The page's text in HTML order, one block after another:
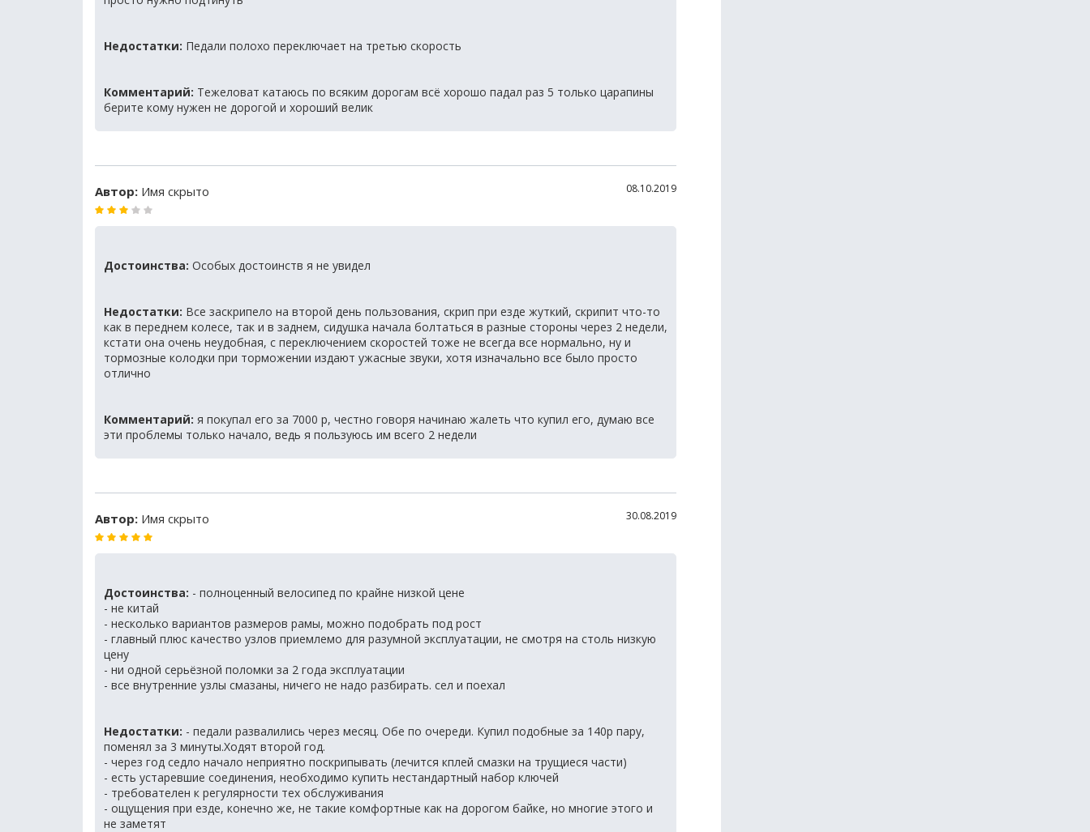
Недостатки: Педали полохо переключает на третью скорость
Комментарий: Тежеловат катаюсь по всяким дорогам всё хорошо падал раз 5 только царапины
берите кому нужен не дорогой и хороший велик
Автор: Имя скрыто 08.10.2019
Достоинства: Особых достоинств я не увидел
Недостатки: Все заскрипело на второй день пользования, скрип при езде жуткий, скрипит что-то
как в переднем колесе, так и в заднем, сидушка начала болтаться в разные стороны через 2 недели,
кстати она очень неудобная, с переключением скоростей тоже не всегда все нормально, ну и
тормозные колодки при торможении издают ужасные звуки, хотя изначально все было просто
отлично
Комментарий: я покупал его за 7000 р, честно говоря начинаю жалеть что купил его, думаю все
эти проблемы только начало, ведь я пользуюсь им всего 2 недели
Автор: Имя скрыто 30.08.2019
Достоинства: - полноценный велосипед по крайне низкой цене
- не китай
- несколько вариантов размеров рамы, можно подобрать под рост
- главный плюс качество узлов приемлемо для разумной эксплуатации, не смотря на столь низкую
цену
- ни одной серьёзной поломки за 2 года эксплуатации
- все внутренние узлы смазаны, ничего не надо разбирать. сел и поехал
Недостатки: - педали развалились через месяц. Обе по очереди. Купил подобные за 140р пару,
поменял за 3 минуты.Ходят второй год.
- через год седло начало неприятно поскрипывать (лечится кплей смазки на трущиеся части)
- есть устаревшие соединения, необходимо купить нестандартный набор ключей
- требователен к регулярности тех обслуживания
- ощущения при езде, конечно же, не такие комфортные как на дорогом байке, но многие этого и
не заметят